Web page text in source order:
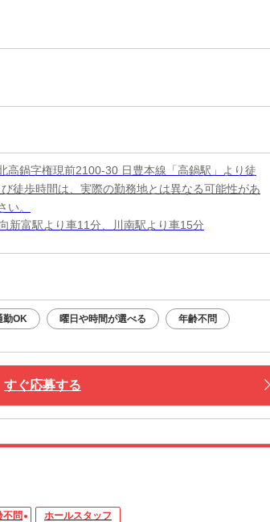
高鍋字権現前2100-30 日豊本線「高鍋駅」より徒
徒歩時間は、実際の勤務地とは異なる可能性があ
い。
新富駅より車11分、川南駅より車15分
勤OK 曜日や時間が選べる 年齢不問
すぐ応募する
不問 ホールスタッフ